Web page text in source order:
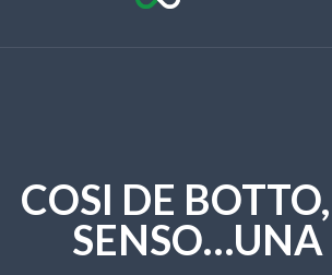
COSI DE
SENSO…UNA